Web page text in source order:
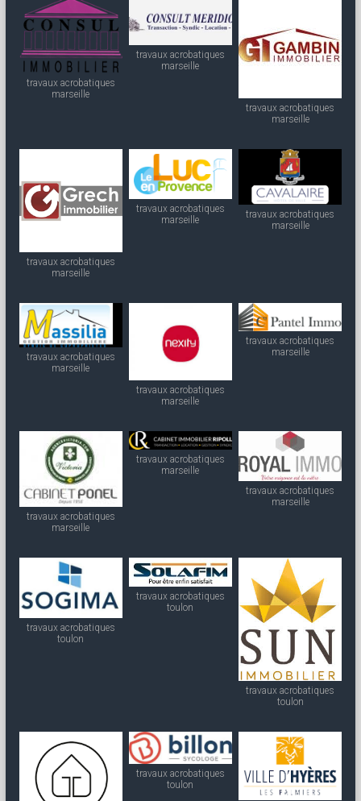
travaux acrobatiques
marseille
travaux acrobatiques
marseille
travaux acrobatiques
marseille
travaux acrobatiques
marseille
travaux acrobatiques
marseille
travaux acrobatiques
marseille
travaux acrobatiques
marseille
travaux acrobatiques
marseille
travaux acrobatiques
marseille
travaux acrobatiques
marseille
travaux acrobatiques
marseille
travaux acrobatiques
marseille
travaux acrobatiques
toulon
travaux acrobatiques
toulon
travaux acrobatiques
toulon
travaux acrobatiques
toulon